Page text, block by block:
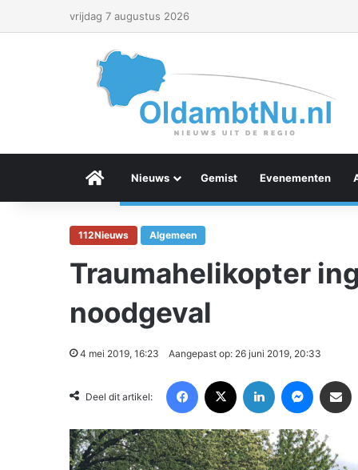
vrijdag 7 augustus 2026
Menu Item
Nieuws Gemist Evenementen
112Nieuws Algemeen
Traumahelikopter
noodgeval
4 mei 2019, 16:23 Aangepast op: 26 juni 2019, 20:33
Deel dit artikel: